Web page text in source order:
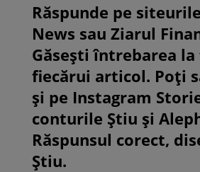
Răspunde pe
News sau Ziarul
Găsești întrebarea
fiecărui articol. Poți
și pe Instagram
conturile Știu și
Răspunsul corect,
Știu.